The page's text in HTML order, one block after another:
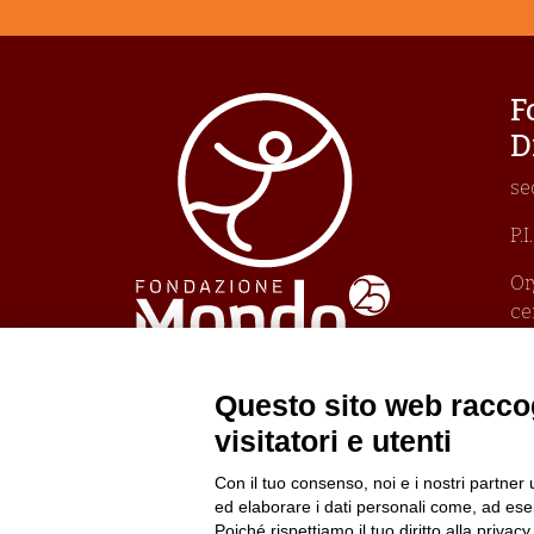
Questo sito web
visitatori e utenti
Con il tuo consenso, noi e i nostri
ed elaborare i dati personali come, ad